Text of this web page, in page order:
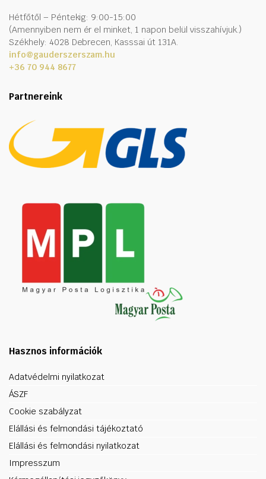
Hétfőtől – Péntekig: 9:00-15:00
(Amennyiben nem ér el minket, 1 napon belül visszahívjuk.)
Székhely: 4028 Debrecen, Kasssai út 131A.
info@gauderszerszam.hu
+36 70 944 8677
Partnereink
Hasznos információk
Adatvédelmi nyilatkozat
ÁSZF
Cookie szabályzat
Elállási és felmondási tájékoztató
Elállási és felmondási nyilatkozat
Impresszum